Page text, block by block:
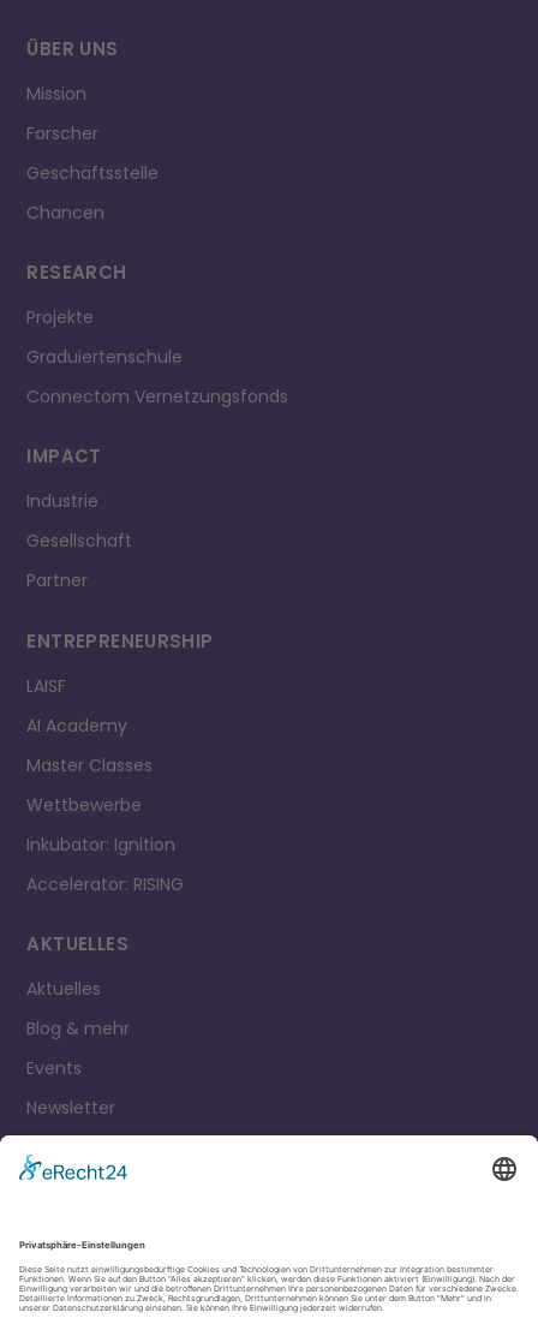
ÜBER UNS
Mission
Forscher
Geschäftsstelle
Chancen
RESEARCH
Projekte
Graduiertenschule
Connectom Vernetzungsfonds
IMPACT
Industrie
Gesellschaft
Partner
ENTREPRE­NEURSHIP
LAISF
AI Academy
Master Classes
Wettbewerbe
Inkubator: Ignition
Accelerator: RISING
AKTUELLES
Aktuelles
Blog & mehr
Events
Newsletter
Impressum
Datenschutz